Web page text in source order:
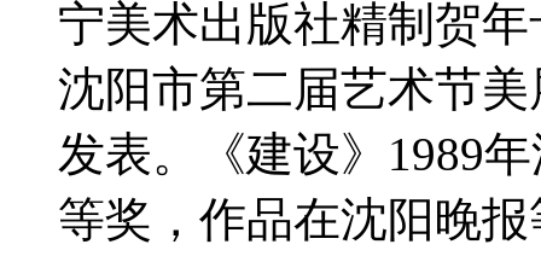
宁美术出版社精制贺
沈阳市第二届艺术节
发表。《建设》1989
等奖，作品在沈阳晚